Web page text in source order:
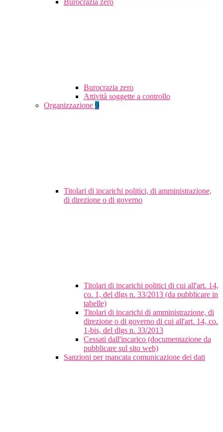
Burocrazia zero
Burocrazia zero
Attività soggette a controllo
Organizzazione 9
Titolari di incarichi politici, di amministrazione,
di direzione o di governo
Titolari di incarichi politici di cui all'art. 14,
co. 1, del dlgs n. 33/2013 (da pubblicare in
tabelle)
Titolari di incarichi di amministrazione, di
direzione o di governo di cui all'art. 14, co.
1-bis, del dlgs n. 33/2013
Cessati dall'incarico (documentazione da
pubblicare sul sito web)
Sanzioni per mancata comunicazione dei dati